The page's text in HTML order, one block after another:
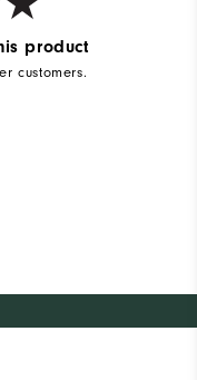
product
customers.